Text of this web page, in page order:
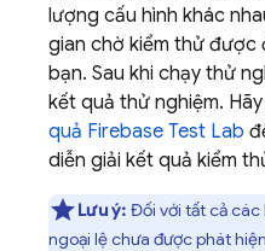
lượng cấu hình khác
gian chờ kiểm thử được
bạn. Sau khi chạy thử
kết quả thử nghiệm.
quả Firebase Test Lab
diễn giải kết quả kiểm
Lưu ý: Đối với tất cả các
ngoại lệ chưa được phát